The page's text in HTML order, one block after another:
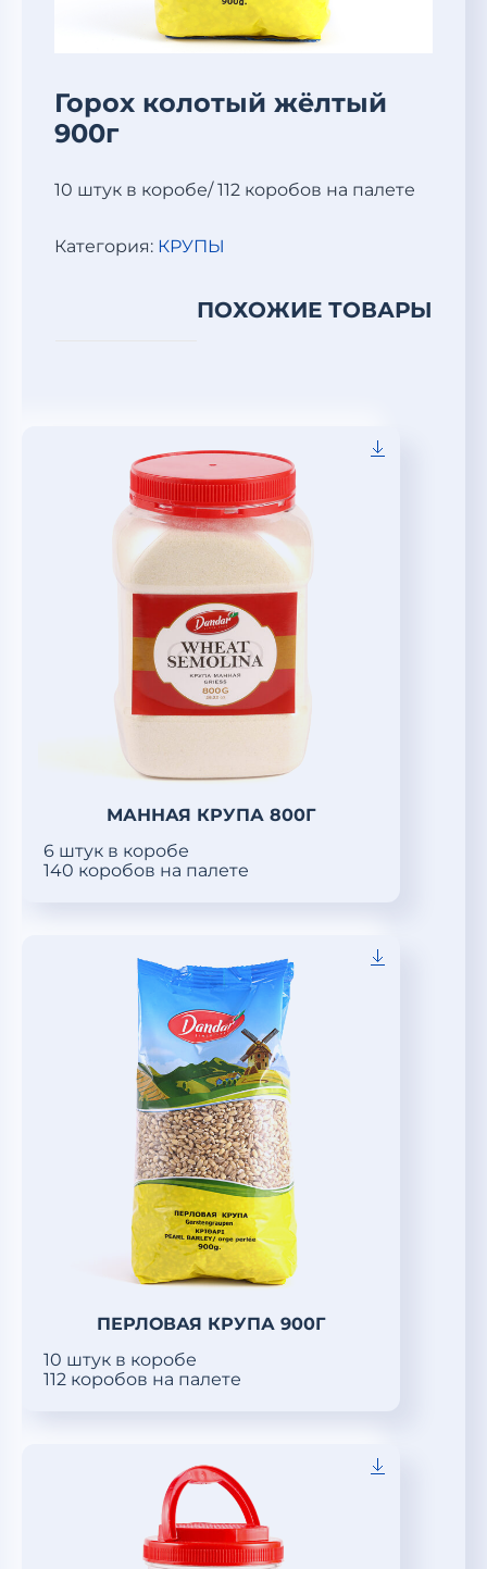
Горох колотый жёлтый
900г
10 штук в коробе/ 112 коробов на палете
Категория: КРУПЫ
ПОХОЖИЕ ТОВАРЫ
МАННАЯ КРУПА 800Г
6 штук в коробе
140 коробов на палете
ПЕРЛОВАЯ КРУПА 900Г
10 штук в коробе
112 коробов на палете